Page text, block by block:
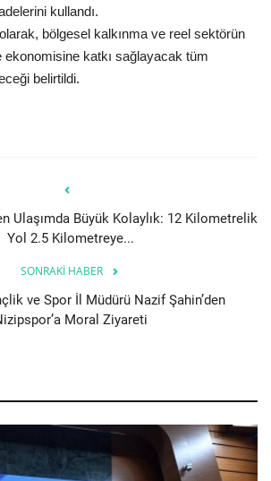
kullandı.
bölgesel kalkınma ve reel sektörün
katkı sağlayacak tüm
belirtildi.
Ulaşımda Büyük Kolaylık: 12 Kilometrelik
Yol 2.5 Kilometreye...
SONRAKI HABER
ve Spor İl Müdürü Nazif Şahin’den
Moral Ziyareti